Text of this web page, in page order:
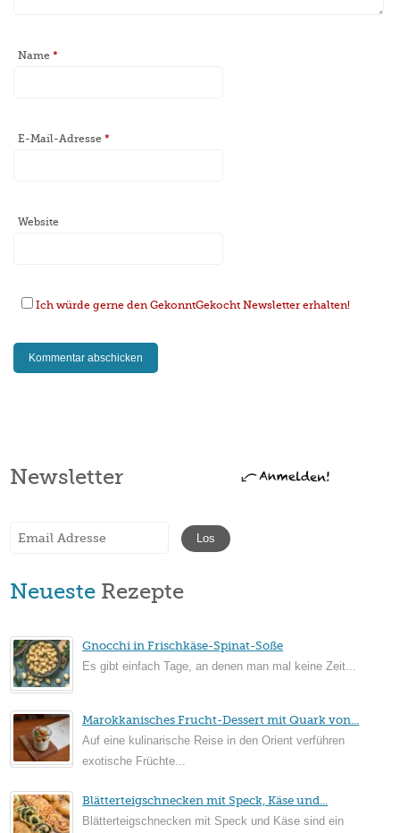
Name*
E-Mail-Adresse*
Website
Ich würde gerne den GekonntGekocht Newsletter erhalten!
Newsletter
Neueste Rezepte
Gnocchi in Frischkäse-Spinat-Soße
Es gibt einfach Tage, an denen man mal keine Zeit...
Marokkanisches Frucht-Dessert mit Quark von...
Auf eine kulinarische Reise in den Orient verführen
exotische Früchte...
Blätterteigschnecken mit Speck, Käse und...
Blätterteigschnecken mit Speck und Käse sind ein